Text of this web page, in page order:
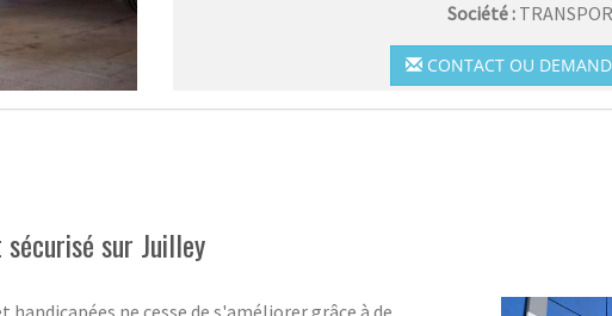
Société :
CONTACT OU
sur Juilley